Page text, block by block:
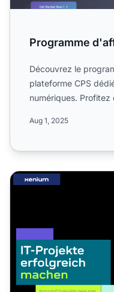
Programme
Découvrez le
plateforme CPS
numériques. Profitez
Aug 1, 2025
Programme